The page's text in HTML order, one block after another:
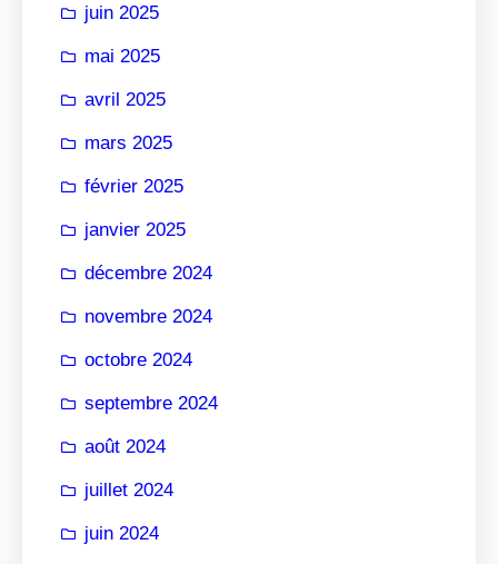
juin 2025
mai 2025
avril 2025
mars 2025
février 2025
janvier 2025
décembre 2024
novembre 2024
octobre 2024
septembre 2024
août 2024
juillet 2024
juin 2024